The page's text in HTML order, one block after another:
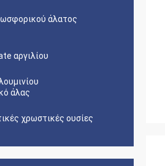
άλατος
αργιλίου
άλας
χρωστικές ουσίες